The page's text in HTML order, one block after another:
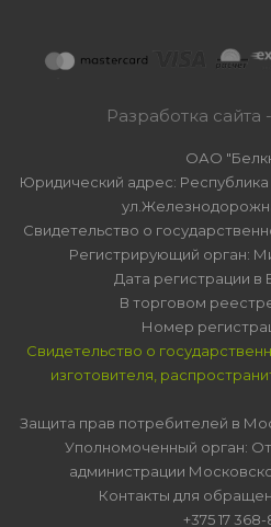
Разработка сайта -
ОАО
Юридический адрес: Республика
Свидетельство о
Регистрирующий орган:
Дата регистрации в
В торговом реестре
Номер
Свидетельство о
изготовителя,
Защита прав потребителей в
Уполномоченный орган:
администрации
Контакты для
+375 17